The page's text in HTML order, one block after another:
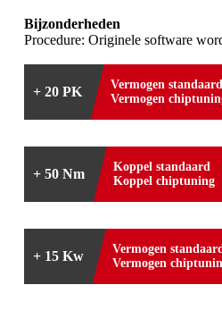
Bijzonderheden
Procedure: Originele software
+ 20 PK Vermogen standaard
Vermogen
+ 50 Nm Koppel standaard
Koppel chiptuning
+ 15 Kw Vermogen standaard
Vermogen